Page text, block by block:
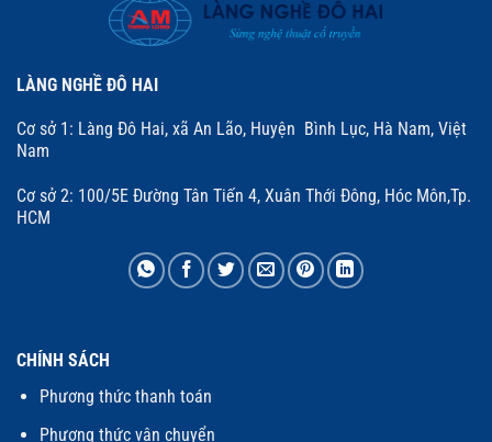
LÀNG NGHỀ ĐÔ HAI
Cơ sở 1: Làng Đô Hai, xã An Lão, Huyện Bình Lục, Hà Nam, Việt
Nam
Cơ sở 2: 100/5E Đường Tân Tiến 4, Xuân Thới Đông, Hóc Môn,Tp.
HCM
CHÍNH SÁCH
Phương thức thanh toán
Phương thức vận chuyển